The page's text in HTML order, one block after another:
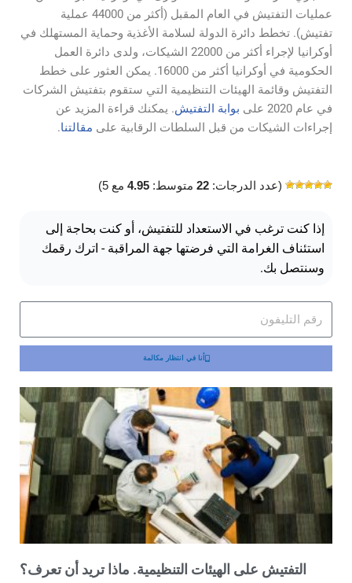
عمليات التفتيش في العام المقبل (أكثر من 44000 عملية
تفتيش). تخطط دائرة الدولة لسلامة الأغذية وحماية المستهلك في
أوكرانيا لإجراء أكثر من 22000 الشيكات، ولدى دائرة العمل
الحكومية في أوكرانيا أكثر من 16000. يمكن العثور على خطط
التفتيش وقائمة الهيئات التنظيمية التي ستقوم بتفتيش الشركات
في عام 2020 على
بوابة التفتيش. يمكنك قراءة المزيد عن
إجراءات الشيكات من قبل السلطات الرقابية على مقالتنا.
(عدد الدرجات: 22 متوسط: 4.95 مع 5)
إذا كنت ترغب في الاستعداد للتفتيش، أو كنت بحاجة إلى
استئناف الغرامة التي فرضتها جهة المراقبة - اترك رقمك
وسنتصل بك.
أنا في انتظار مكالمة
التفتيش على الهيئات التنظيمية. ماذا تريد أن تعرف؟